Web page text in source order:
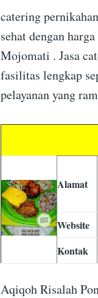
catering
sehat dengan
Mojomati . Jasa
fasilitas lengkap
pelayanan yang
Alamat
Website
Kontak
Aqiqoh Risalah